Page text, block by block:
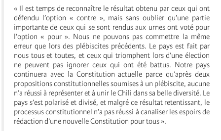
« Il est temps de reconnaître le résultat obtenu par ceux qui ont
défendu l’option « contre », mais sans oublier qu’une partie
importante de ceux qui se sont rendus aux urnes ont voté pour
l’option « pour ». Nous ne pouvons pas commettre la même
erreur que lors des plébiscites précédents. Le pays est fait par
nous tous et toutes, et ceux qui triomphent lors d’une élection
ne peuvent pas ignorer ceux qui ont été battus. Notre pays
continuera avec la Constitution actuelle parce qu’après deux
propositions constitutionnelles soumises à un plébiscite, aucune
n’a réussi à représenter et à unir le Chili dans sa belle diversité. Le
pays s’est polarisé et divisé, et malgré ce résultat retentissant, le
processus constitutionnel n’a pas réussi à canaliser les espoirs de
rédaction d’une nouvelle Constitution pour tous ».